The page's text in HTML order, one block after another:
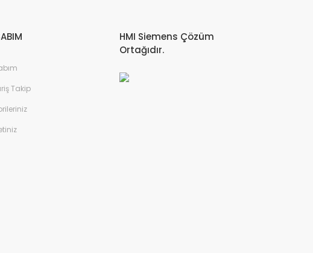
Takip
HMI Siemens Çözüm
Ortağıdır.